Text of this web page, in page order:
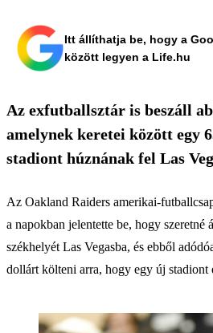
Itt állíthatja be, hogy a
között legyen a Life.hu
Az exfutballsztár is beszáll
amelynek keretei között egy
stadiont húznának fel Las
Az Oakland Raiders amerikai-
a napokban jelentette be, hogy szeretné
székhelyét Las Vegasba, és ebből
dollárt költeni arra, hogy egy új stadiont